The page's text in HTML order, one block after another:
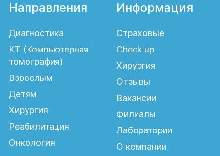
маммопластикой или другими
Окончательное решение принимает
пластический хирург после комплексного
обследования.
Как подготовиться к
операции
абдоминопластики?
Перед операцией необходимо пройти
консультацию врача, лабораторные и
Направления
Диагностика
КТ (Компьютерная
томография)
Взрослым
Детям
Хирургия
Реабилитация
Онкология
Информация
Страховые
Check up
Хирургия
Отзывы
Вакансии
Филиалы
Лаборатории
О компании